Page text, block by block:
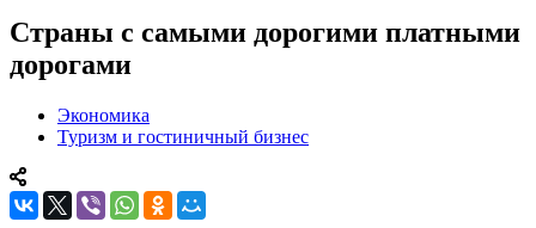
Страны с самыми дорогими платными
дорогами
Экономика
Туризм и гостиничный бизнес